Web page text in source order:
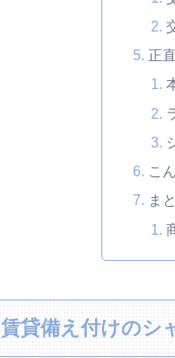
正
こ
ま
賃貸備え付けのシ